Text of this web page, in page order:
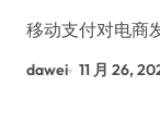
移动支付对电
dawei 11 月 26,